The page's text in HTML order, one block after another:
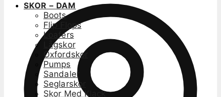
SKOR – DAM
Boots
Flip Flops
Loafers
Lågskor
Oxfordskor
Pumps
Sandaler
Seglarskor
Skor Med Klack